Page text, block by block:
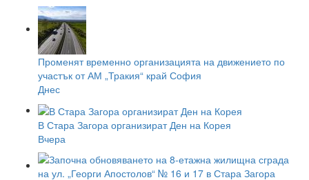
Променят временно организацията на движението по
участък от АМ „Тракия“ край София
Днес
В Стара Загора организират Ден на Корея
Вчера